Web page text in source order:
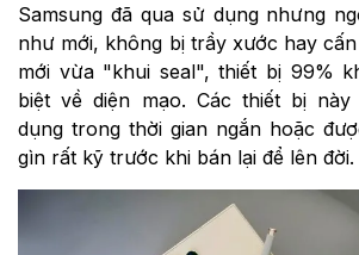
Samsung đã qua sử dụng nhưng
như mới, không bị trầy xước hay
mới vừa "khui seal", thiết bị 99%
biệt về diện mạo. Các thiết bị
dụng trong thời gian ngắn hoặc
gìn rất kỹ trước khi bán lại để lên đời.